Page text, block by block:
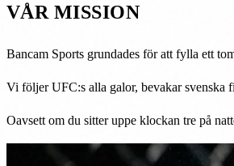
VÅR MISSION
Bancam Sports grundades för att fylla ett
Vi följer UFC:s alla galor, bevakar svenska
Oavsett om du sitter uppe klockan tre på